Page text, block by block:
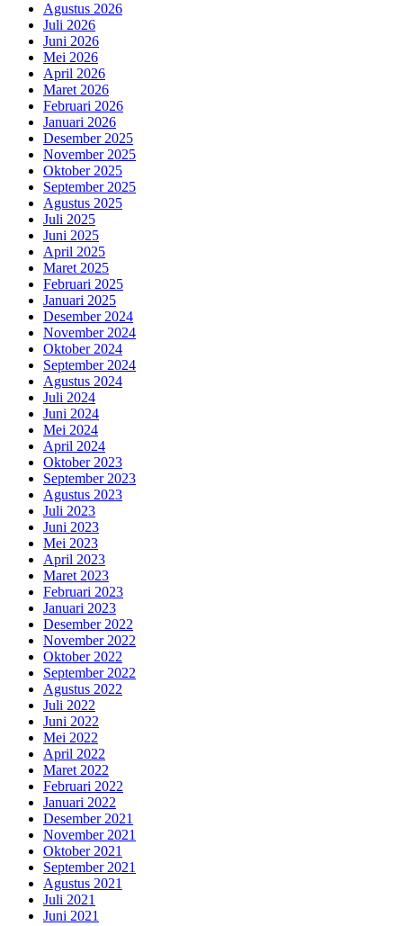
Agustus 2026
Juli 2026
Juni 2026
Mei 2026
April 2026
Maret 2026
Februari 2026
Januari 2026
Desember 2025
November 2025
Oktober 2025
September 2025
Agustus 2025
Juli 2025
Juni 2025
April 2025
Maret 2025
Februari 2025
Januari 2025
Desember 2024
November 2024
Oktober 2024
September 2024
Agustus 2024
Juli 2024
Juni 2024
Mei 2024
April 2024
Oktober 2023
September 2023
Agustus 2023
Juli 2023
Juni 2023
Mei 2023
April 2023
Maret 2023
Februari 2023
Januari 2023
Desember 2022
November 2022
Oktober 2022
September 2022
Agustus 2022
Juli 2022
Juni 2022
Mei 2022
April 2022
Maret 2022
Februari 2022
Januari 2022
Desember 2021
November 2021
Oktober 2021
September 2021
Agustus 2021
Juli 2021
Juni 2021